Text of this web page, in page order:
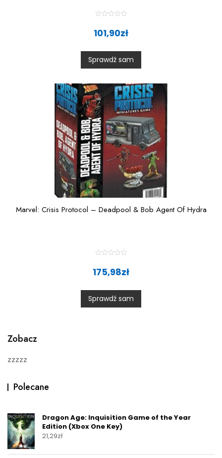
0
o
u
t
5
101,90zł
Sprawdź sam
Marvel: Crisis Protocol – Deadpool & Bob Agent Of Hydra
0
o
u
t
175,98zł
Sprawdź sam
Zobacz
zzzzz
Polecane
Dragon Age: Inquisition Game of the Year
Edition (Xbox One Key)
21,29zł